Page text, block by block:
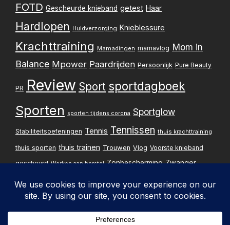
FOTD Gescheurde knieband getest Haar
Hardlopen Huidverzorging Knieblessure
Krachttraining Mamadingen mamavlog Mom in
Balance Mpower Paardrijden Persoonlijk Pure Beauty
PR Review Sport sportdagboek
Sporten sporten tijdens corona Sportglow
Stabiliteitsoefeningen Tennis Tennissen thuis krachttraining
thuis sporten thuis trainen Trouwen Vlog Voorste knieband
gescheurd Werken aan herstel Zonbescherming Zwanger